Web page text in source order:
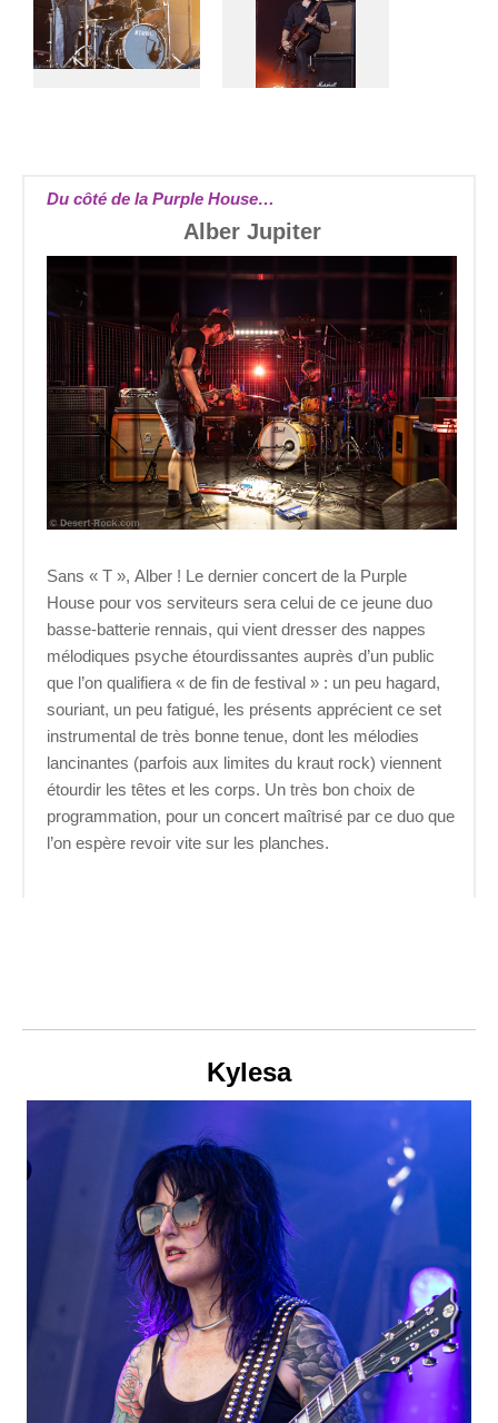
Du côté de la Purple House…
Alber Jupiter
Sans « T », Alber ! Le dernier concert de la Purple
House pour vos serviteurs sera celui de ce jeune duo
basse-batterie rennais, qui vient dresser des nappes
mélodiques psyche étourdissantes auprès d’un public
que l’on qualifiera « de fin de festival » : un peu hagard,
souriant, un peu fatigué, les présents apprécient ce set
instrumental de très bonne tenue, dont les mélodies
lancinantes (parfois aux limites du kraut rock) viennent
étourdir les têtes et les corps. Un très bon choix de
programmation, pour un concert maîtrisé par ce duo que
l’on espère revoir vite sur les planches.
Kylesa